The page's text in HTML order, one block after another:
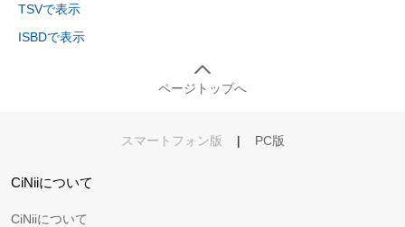
TSVで表示
ISBDで表示
ページトップへ
スマートフォン版 | PC版
CiNiiについて
CiNiiについて